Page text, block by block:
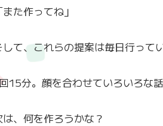
また作ってね」
して、これらの提案は毎日行って
15分。顔を合わせていろいろな
は、何を作ろうかな？